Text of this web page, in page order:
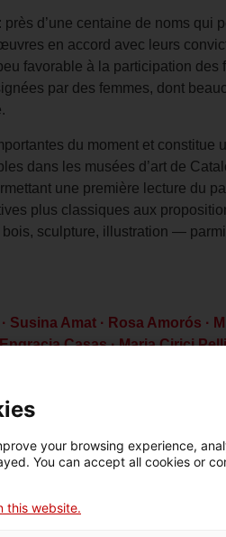
d’une centaine de noms qui
en accord avec leurs
favorable à la participation des
par des femmes, dont
du moment et constitue
dans les musées d’art de
une première lecture du
plus classiques aux
sculpture, illustration —
Amat · Rosa Amorós ·
Casas · Maria Cirici
Grau · Chon Hernández
· Pilar Perdices · Maria
Sisquella · Anita Solà
dans le fonds, sont
se limite aux œuvres
pour faire croître le fonds
en continuité avec celle
your browsing experience,
You can accept all cookies or
this website.